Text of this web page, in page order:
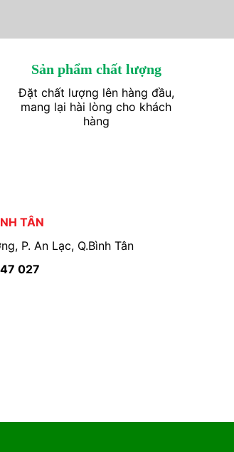
Sản phẩm chất lượng
Đặt chất lượng lên hàng đầu,
mang lại hài lòng cho khách
hàng
TÂN
P. An Lạc, Q.Bình Tân
027